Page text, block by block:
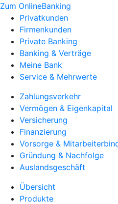
Zum OnlineBanking
Privatkunden
Firmenkunden
Private Banking
Banking & Verträge
Meine Bank
Service & Mehrwerte
Zahlungsverkehr
Vermögen & Eigenkapital
Versicherung
Finanzierung
Vorsorge &
Gründung & Nachfolge
Auslandsgeschäft
Übersicht
Produkte